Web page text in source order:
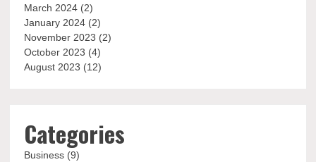
March 2024 (2)
January 2024 (2)
November 2023 (2)
October 2023 (4)
August 2023 (12)
Categories
Business (9)